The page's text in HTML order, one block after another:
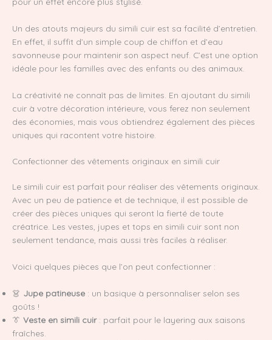
Un des atouts majeurs du simili cuir est sa facilité d’entretien.
En effet, il suffit d’un simple coup de chiffon et d’eau
savonneuse pour maintenir son aspect neuf. C’est une option
idéale pour les familles avec des enfants ou des animaux.
La créativité ne connaît pas de limites. En ajoutant du simili
cuir à votre décoration intérieure, vous ferez non seulement
des économies, mais vous obtiendrez également des pièces
uniques qui racontent votre histoire.
Confectionner des vêtements originaux en simili cuir
Le simili cuir est parfait pour réaliser des vêtements originaux.
Avec un peu de patience et de technique, il est possible de
créer des pièces uniques qui seront la fierté de toute
créatrice. Les vestes, jupes et tops en simili cuir sont non
seulement tendance, mais aussi très faciles à réaliser.
Voici quelques pièces que l’on peut confectionner :
👗 Jupe patineuse : un basique à personnaliser selon ses
goûts !
👔 Veste en simili cuir: parfait pour le layering aux saisons
fraîches.